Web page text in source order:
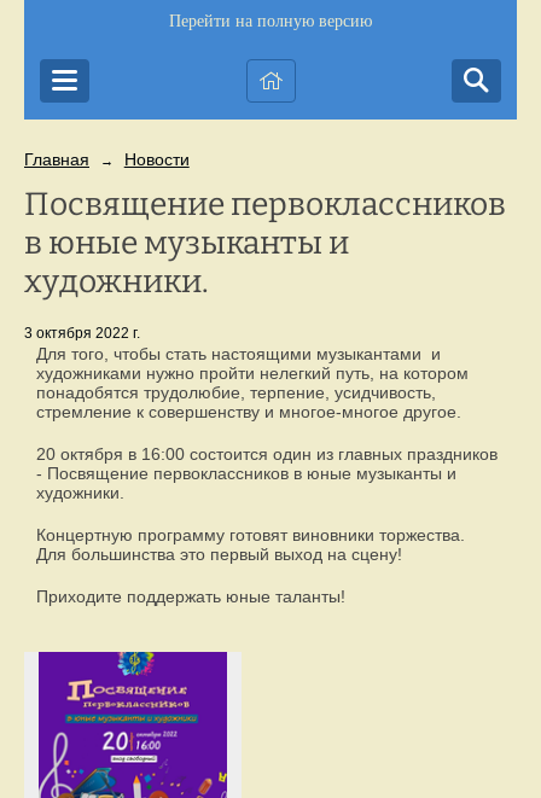
Перейти на полную версию
Главная → Новости
Посвящение первоклассников
в юные музыканты и
художники.
3 октября 2022 г.
Для того, чтобы стать настоящими музыкантами и
художниками нужно пройти нелегкий путь, на котором
понадобятся трудолюбие, терпение, усидчивость,
стремление к совершенству и многое-многое другое.
20 октября в 16:00 состоится один из главных праздников
- Посвящение первоклассников в юные музыканты и
художники.
Концертную программу готовят виновники торжества.
Для большинства это первый выход на сцену!
Приходите поддержать юные таланты!